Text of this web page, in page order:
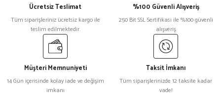
Ücretsiz Teslimat
Tüm siparişleriniz ücretsiz kargo ile
teslim edilmektedir.
%100 Güvenli Alışveriş
250 Bit SSL Sertifikası ile %100 güvenli
alışveriş
Müşteri Memnuniyeti
14 Gün içerisinde kolay iade ve değişim
imkanı
Taksit İmkanı
Tüm siparişlerinizde 12 taksite kadar
vade!